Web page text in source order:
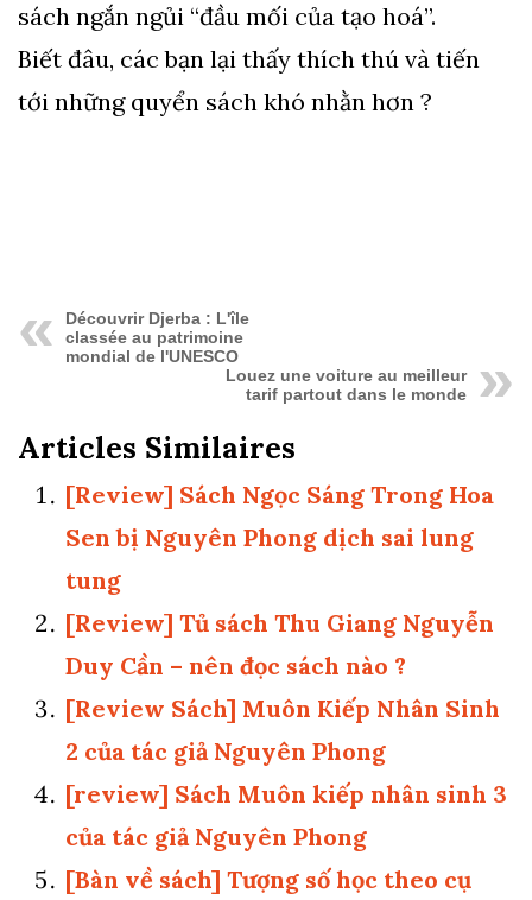
sách ngắn ngủi “đầu mối của tạo hoá”.
Biết đâu, các bạn lại thấy thích thú và tiến
tới những quyển sách khó nhằn hơn ?
Découvrir Djerba : L'île
classée au patrimoine
mondial de l'UNESCO
Louez une voiture au meilleur
tarif partout dans le monde
Articles Similaires
[Review] Sách Ngọc Sáng Trong Hoa
Sen bị Nguyên Phong dịch sai lung
tung
[Review] Tủ sách Thu Giang Nguyễn
Duy Cần – nên đọc sách nào ?
[Review Sách] Muôn Kiếp Nhân Sinh
2 của tác giả Nguyên Phong
[review] Sách Muôn kiếp nhân sinh 3
của tác giả Nguyên Phong
[Bàn về sách] Tượng số học theo cụ